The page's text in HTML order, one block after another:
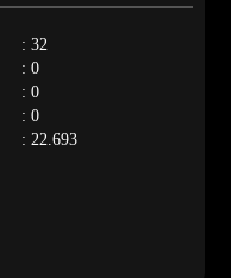
: 32
: 0
: 0
: 0
: 22.693